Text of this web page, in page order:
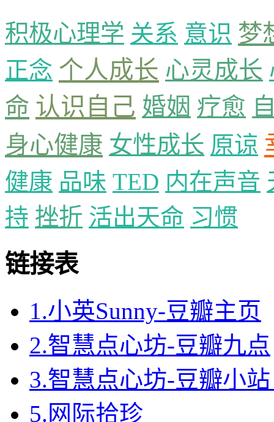
积极心理学 关系 意识 梦
正念 个人成长 心灵成长
命 认识自己 婚姻 疗愈
身心健康 女性成长 原谅
健康 品味 TED 内在声音
持 挫折 活出天命 习惯
链接表
1.小英Sunny-豆瓣主页
2.智慧点心坊-豆瓣九点
3.智慧点心坊-豆瓣小
5.网际拾珍